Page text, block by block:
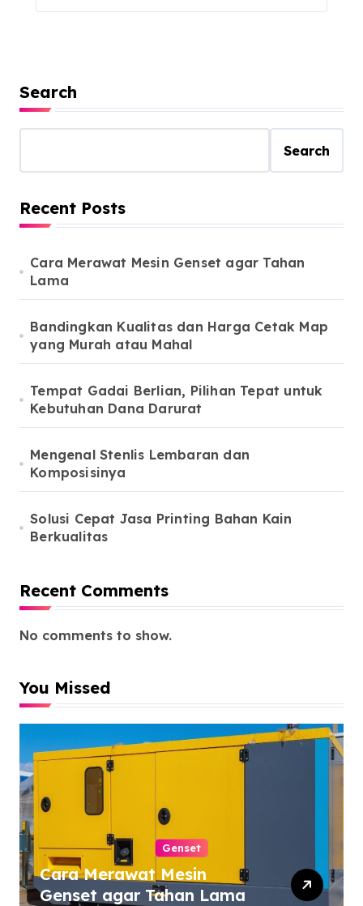
Search
Search
Recent Posts
Cara Merawat Mesin Genset agar Tahan
Lama
Bandingkan Kualitas dan Harga Cetak Map
yang Murah atau Mahal
Tempat Gadai Berlian, Pilihan Tepat untuk
Kebutuhan Dana Darurat
Mengenal Stenlis Lembaran dan
Komposisinya
Solusi Cepat Jasa Printing Bahan Kain
Berkualitas
Recent Comments
No comments to show.
You Missed
Genset
Cara Merawat Mesin
Genset agar Tahan Lama